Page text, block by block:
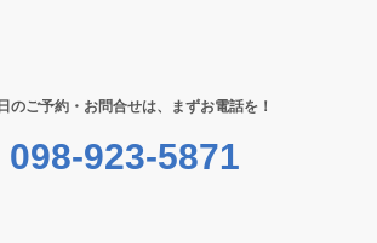
のご予約・お問合せは、まずお電話を！
098-923-5871